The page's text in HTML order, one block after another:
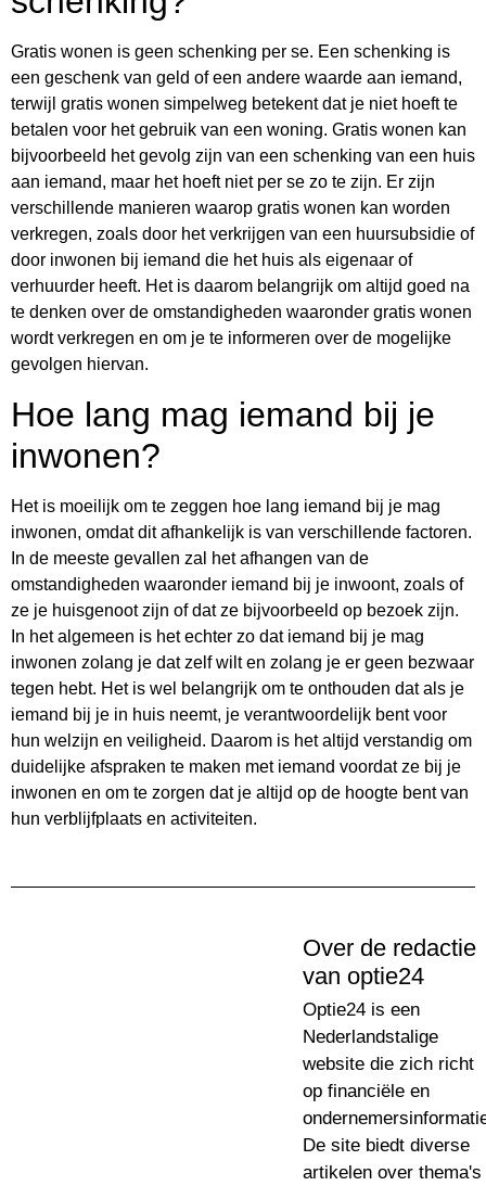
Gratis wonen is geen schenking per se. Een schenking is
een geschenk van geld of een andere waarde aan iemand,
terwijl gratis wonen simpelweg betekent dat je niet hoeft te
betalen voor het gebruik van een woning. Gratis wonen kan
bijvoorbeeld het gevolg zijn van een schenking van een huis
aan iemand, maar het hoeft niet per se zo te zijn. Er zijn
verschillende manieren waarop gratis wonen kan worden
verkregen, zoals door het verkrijgen van een huursubsidie of
door inwonen bij iemand die het huis als eigenaar of
verhuurder heeft. Het is daarom belangrijk om altijd goed na
te denken over de omstandigheden waaronder gratis wonen
wordt verkregen en om je te informeren over de mogelijke
gevolgen hiervan.
Hoe lang mag iemand bij je
inwonen?
Het is moeilijk om te zeggen hoe lang iemand bij je mag
inwonen, omdat dit afhankelijk is van verschillende factoren.
In de meeste gevallen zal het afhangen van de
omstandigheden waaronder iemand bij je inwoont, zoals of
ze je huisgenoot zijn of dat ze bijvoorbeeld op bezoek zijn.
In het algemeen is het echter zo dat iemand bij je mag
inwonen zolang je dat zelf wilt en zolang je er geen bezwaar
tegen hebt. Het is wel belangrijk om te onthouden dat als je
iemand bij je in huis neemt, je verantwoordelijk bent voor
hun welzijn en veiligheid. Daarom is het altijd verstandig om
duidelijke afspraken te maken met iemand voordat ze bij je
inwonen en om te zorgen dat je altijd op de hoogte bent van
hun verblijfplaats en activiteiten.
Over de redactie
van optie24
Optie24 is een
Nederlandstalige
website die zich richt
op financiële en
De site biedt diverse
artikelen over thema's